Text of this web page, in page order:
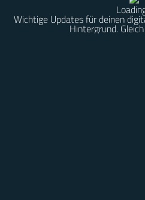
Wichtige Updates für deinen
Hintergrund.